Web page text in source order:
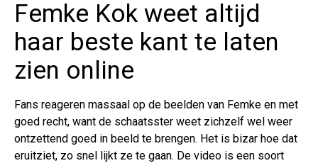
Femke Kok weet altijd
haar beste kant te laten
zien online
Fans reageren massaal op de beelden van Femke en met
goed recht, want de schaatsster weet zichzelf wel weer
ontzettend goed in beeld te brengen. Het is bizar hoe dat
eruitziet, zo snel lijkt ze te gaan. De video is een soort